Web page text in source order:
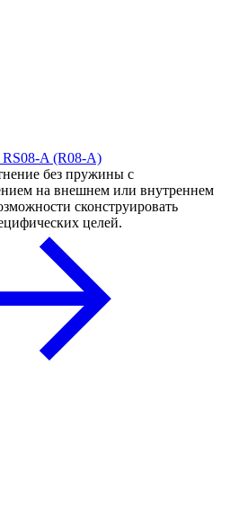
RS08-A (R08-A)
без пружины с
на внешнем или внутреннем
сконструировать
целей.